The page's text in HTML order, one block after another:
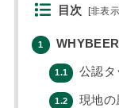
目次 [非表
1
1.1 公認タ
1.2 現地の